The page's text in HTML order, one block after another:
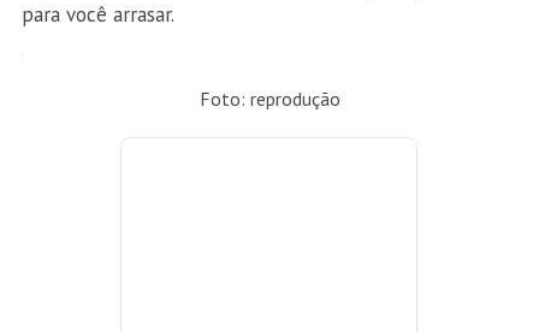
para você arrasar.
Foto: reprodução